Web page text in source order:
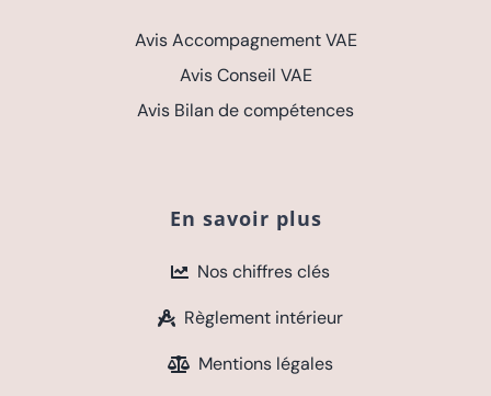
Avis Accompagnement VAE
Avis Conseil VAE
Avis Bilan de compétences
En savoir plus
Nos chiffres clés
Règlement intérieur
Mentions légales